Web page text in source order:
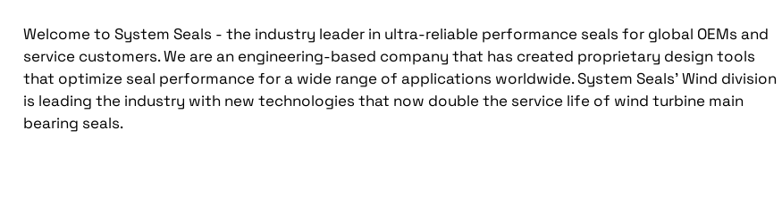
Welcome to System Seals - the industry leader in ultra-reliable performance seals for global OEMs and
service customers. We are an engineering-based company that has created proprietary design tools
that optimize seal performance for a wide range of applications worldwide. System Seals’ Wind division
is leading the industry with new technologies that now double the service life of wind turbine main
bearing seals.